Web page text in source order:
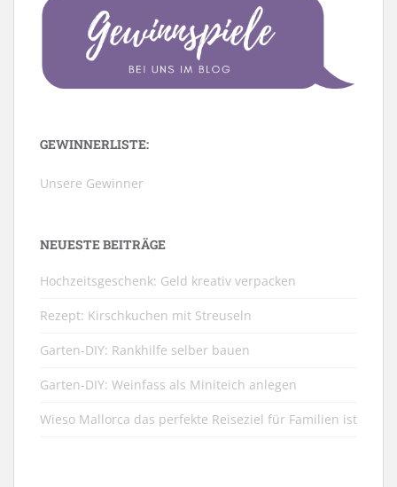
GEWINNERLISTE:
Unsere Gewinner
NEUESTE BEITRÄGE
Hochzeitsgeschenk: Geld kreativ verpacken
Rezept: Kirschkuchen mit Streuseln
Garten-DIY: Rankhilfe selber bauen
Garten-DIY: Weinfass als Miniteich anlegen
Wieso Mallorca das perfekte Reiseziel für Familien ist